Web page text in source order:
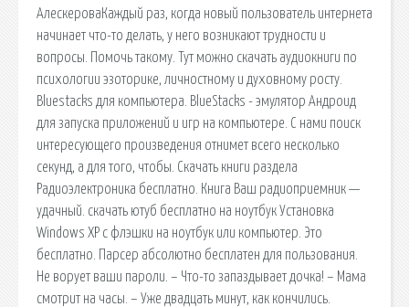
АлескероваКаждый раз, когда новый пользователь интернета
начинает что-то делать, у него возникают трудности и
вопросы. Помочь такому. Тут можно скачать аудиокниги по
психологии эзоторике, личностному и духовному росту.
Bluestacks для компьютера. BlueStacks - эмулятор Андроид
для запуска приложений и игр на компьютере. С нами поиск
интересующего произведения отнимет всего несколько
секунд, а для того, чтобы. Скачать книги раздела
Радиоэлектроника бесплатно. Книга Ваш радиоприемник —
удачный. скачать ютуб бесплатно на ноутбук Установка
Windows XP с флэшки на ноутбук или компьютер. Это
бесплатно. Парсер абсолютно бесплатен для пользования.
Не ворует ваши пароли. – Что-то запаздывает дочка! – Мама
смотрит на часы. – Уже двадцать минут, как кончились.